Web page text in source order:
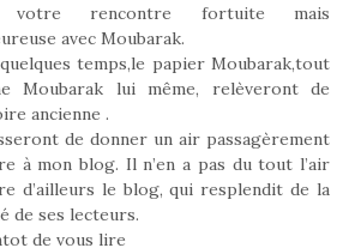
votre rencontre fortuite mais
avec Moubarak.
temps,le papier Moubarak,tout
Moubarak lui même, relèveront de
ancienne .
de donner un air passagèrement
à mon blog. Il n’en a pas du tout l’air
d’ailleurs le blog, qui resplendit de la
de ses lecteurs.
de vous lire